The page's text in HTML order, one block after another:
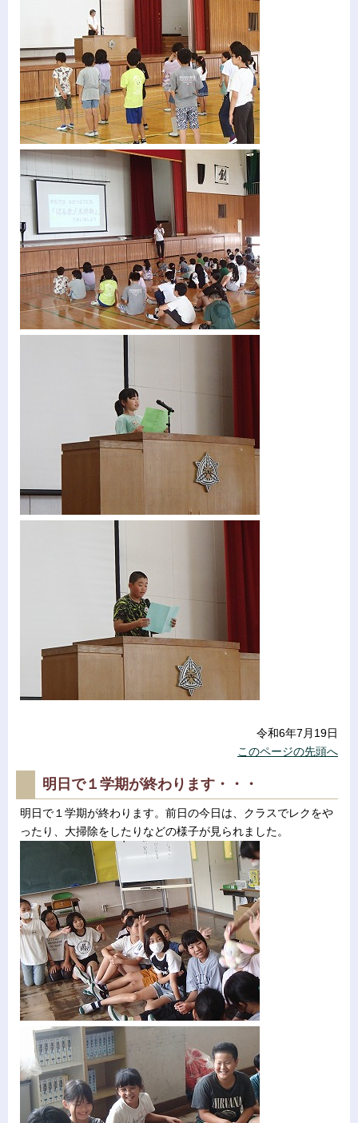
令和6年7月19日
このページの先頭へ
明日で１学期が終わります・・・
明日で１学期が終わります。前日の今日は、クラスでレクをや
ったり、大掃除をしたりなどの様子が見られました。